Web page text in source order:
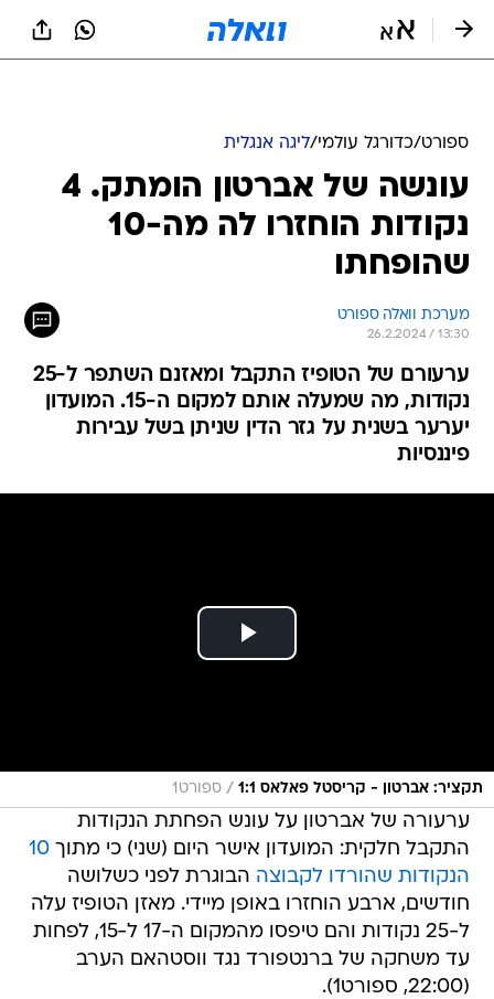
ספורט/כדורגל עולמי/ליגה אנגלית
עונשה של אברטון הומתק. 4
נקודות הוחזרו לה מה-10
שהופחתו
מערכת וואלה ספורט
26.2.2024 / 13:30
ערעורם של הטופיז התקבל ומאזנם השתפר ל-25
נקודות, מה שמעלה אותם למקום ה-15. המועדון
יערער בשנית על גזר הדין שניתן בשל עבירות
פיננסיות
תקציר: אברטון - קריסטל פאלאס 1:1 / ספורט1
ערעורה של אברטון על עונש הפחתת הנקודות
התקבל חלקית: המועדון אישר היום (שני) כי מתוך10
הנקודות שהורדו לקבוצה הבוגרת לפני כשלושה
חודשים, ארבע הוחזרו באופן מיידי. מאזן הטופיז עלה
ל-25 נקודות והם טיפסו מהמקום ה-17 ל-15, לפחות
עד משחקה של ברנטפורד נגד ווסטהאם הערב
(22:00, ספורט1).